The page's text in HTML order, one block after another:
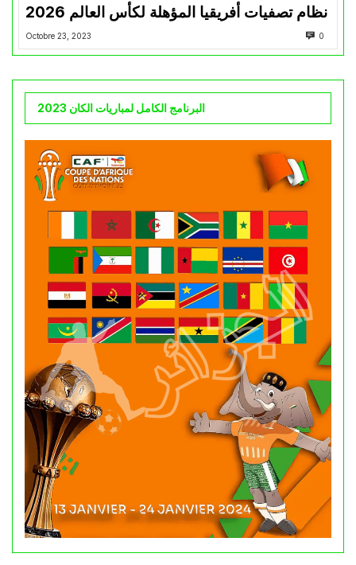
نظام تصفيات أفريقيا المؤهلة لكأس العالم 2026
Octobre 23, 2023 0
البرنامج الكامل لمباريات الكان 2023